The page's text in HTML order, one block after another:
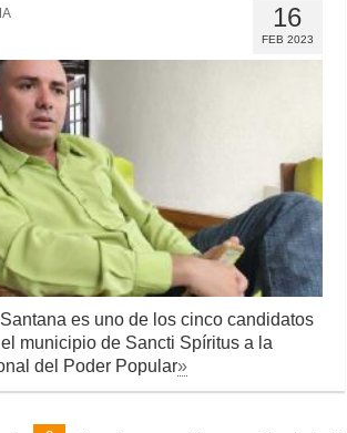
16
FEB 2023
es uno de los cinco candidatos
municipio de Sancti Spíritus a la
del Poder Popular»